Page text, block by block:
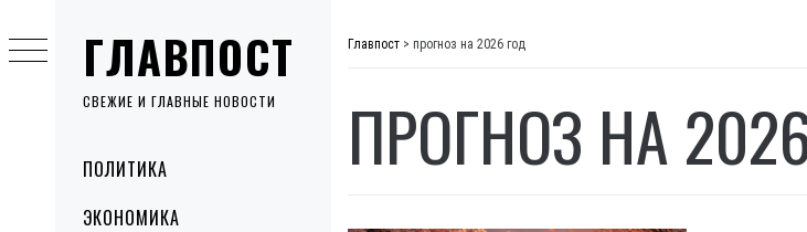
ГЛАВПОСТ
СВЕЖИЕ И ГЛАВНЫЕ НОВОСТИ
MenuПОЛИТИКА
ЭКОНОМИКА
to
content
Главпост > прогноз на 2026 год
ПРОГНОЗ НА